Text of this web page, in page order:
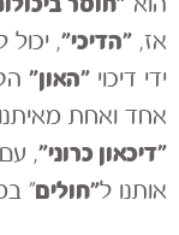
הוא
אז, ״הדיכי״, יכול
ידי דיכוי ״האון״
אחד ואחת מאיתנו
״דיכאון כרוני״,
אותנו ל״חולים״